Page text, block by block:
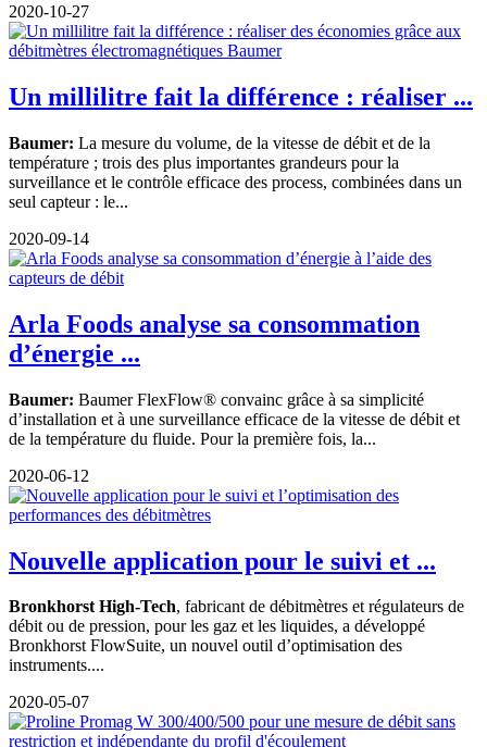
2020-10-27
Un millilitre fait la différence : réaliser ...
Baumer: La mesure du volume, de la vitesse de débit et de la
température ; trois des plus importantes grandeurs pour la
surveillance et le contrôle efficace des process, combinées dans un
seul capteur : le...
2020-09-14
Arla Foods analyse sa consommation
d’énergie ...
Baumer: Baumer FlexFlow® convainc grâce à sa simplicité
d’installation et à une surveillance efficace de la vitesse de débit et
de la température du fluide. Pour la première fois, la...
2020-06-12
Nouvelle application pour le suivi et ...
Bronkhorst High-Tech, fabricant de débitmètres et régulateurs de
débit ou de pression, pour les gaz et les liquides, a développé
Bronkhorst FlowSuite, un nouvel outil d’optimisation des
instruments....
2020-05-07